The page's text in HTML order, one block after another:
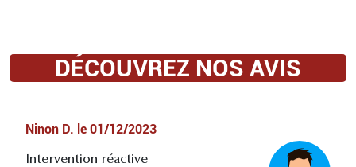
DÉCOUVREZ NOS AVIS
Ninon D. le 01/12/2023
Intervention réactive